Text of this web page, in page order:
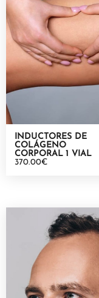
INDUCTORES DE
COLÁGENO
CORPORAL 1 VIAL
370.00€